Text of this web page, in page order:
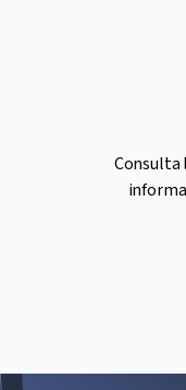
Consulta